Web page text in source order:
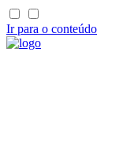
Ir para o conteúdo